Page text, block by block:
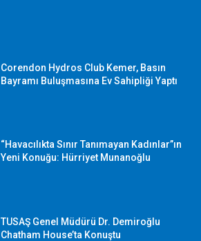
Corendon Hydros Club Kemer, Basın
Bayramı Buluşmasına Ev Sahipliği Yaptı
“Havacılıkta Sınır Tanımayan Kadınlar”ın
Yeni Konuğu: Hürriyet Munanoğlu
TUSAŞ Genel Müdürü Dr. Demiroğlu
Chatham House’ta Konuştu